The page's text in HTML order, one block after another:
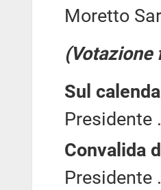
Moretto
(Votazione
Sul
Presidente
Convalida
Presidente